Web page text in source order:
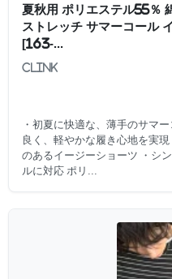
夏秋用 ポリエステル55％
ストレッチ サマーコール
[163-...
clink
・初夏に快適な、薄手のサマ
良く、軽やかな履き心地を実
のあるイージーショーツ ・シ
ルに対応 ポリ...